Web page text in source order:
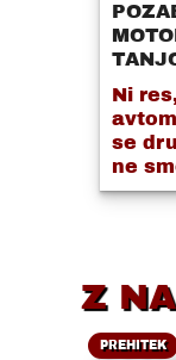
Ni
se
ne
Z
PREHITEK